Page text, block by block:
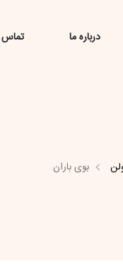
درباره ما تماس
بوی باران